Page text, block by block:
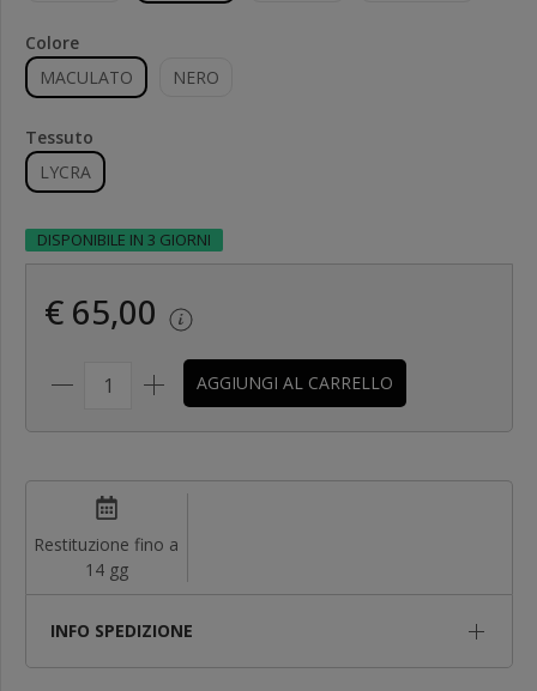
Colore
MACULATO
NERO
Tessuto
LYCRA
DISPONIBILE IN 3 GIORNI
€ 65,00
AGGIUNGI AL CARRELLO
Restituzione fino a
14 gg
INFO SPEDIZIONE